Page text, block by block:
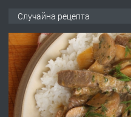
ПРЕДЛАГА
със
Случайна рецепта